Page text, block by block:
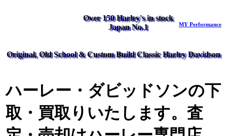
Over 150 Harley's in stock
Japan No.1
MY Performance
Original, Old School & Custom Build Classic Harley Davidson
ハーレー・ダビッドソンの下
取・買取りいたします。査